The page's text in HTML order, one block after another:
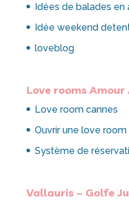
Idées de balades en
Idée weekend
loveblog
Love rooms Amour
Love room cannes
Ouvrir une love room
Système de
Vallauris – Golfe